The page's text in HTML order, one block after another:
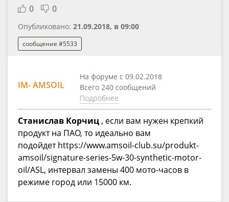
0 0
Опубликовано: 21.09.2018, в 09:00
сообщение #5533
IM- AMSOIL
На форуме с 09.02.2018
Всего 240 сообщений
Подробнее
Станислав Корчиц, если вам нужен крепкий
продукт на ПАО, то идеально вам
подойдет https://www.amsoil-club.su/produkt-
amsoil/signature-series-5w-30-synthetic-motor-
oil/ASL, интервал замены 400 мото-часов в
режиме город или 15000 км.